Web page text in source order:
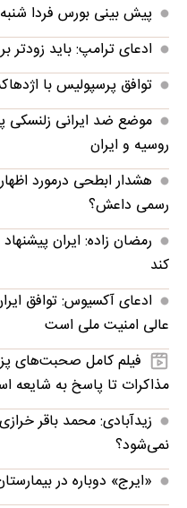
پیش بینی بورس فردا شنبه ۱۷ مرداد ۱۴۰۵
ادعای ترامپ: باید
توافق پرسپولیس با اژدهاکش ۱۸
موضع ضد ایرانی
روسیه و ایران
هشدار ابطحی درمورد
رسمی داعش؟
رمضان زاده: ایران
کند
ادعای آکسیوس: توافق
عالی امنیت ملی است
فیلم کامل صحبت‌های
مذاکرات تا پاسخ به شایعه
زیدآبادی: محمد باقر
نمی‌شود؟
«ایرج» دوباره در